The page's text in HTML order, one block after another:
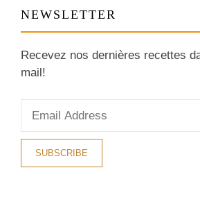
NEWSLETTER
Recevez nos dernières recettes
mail!